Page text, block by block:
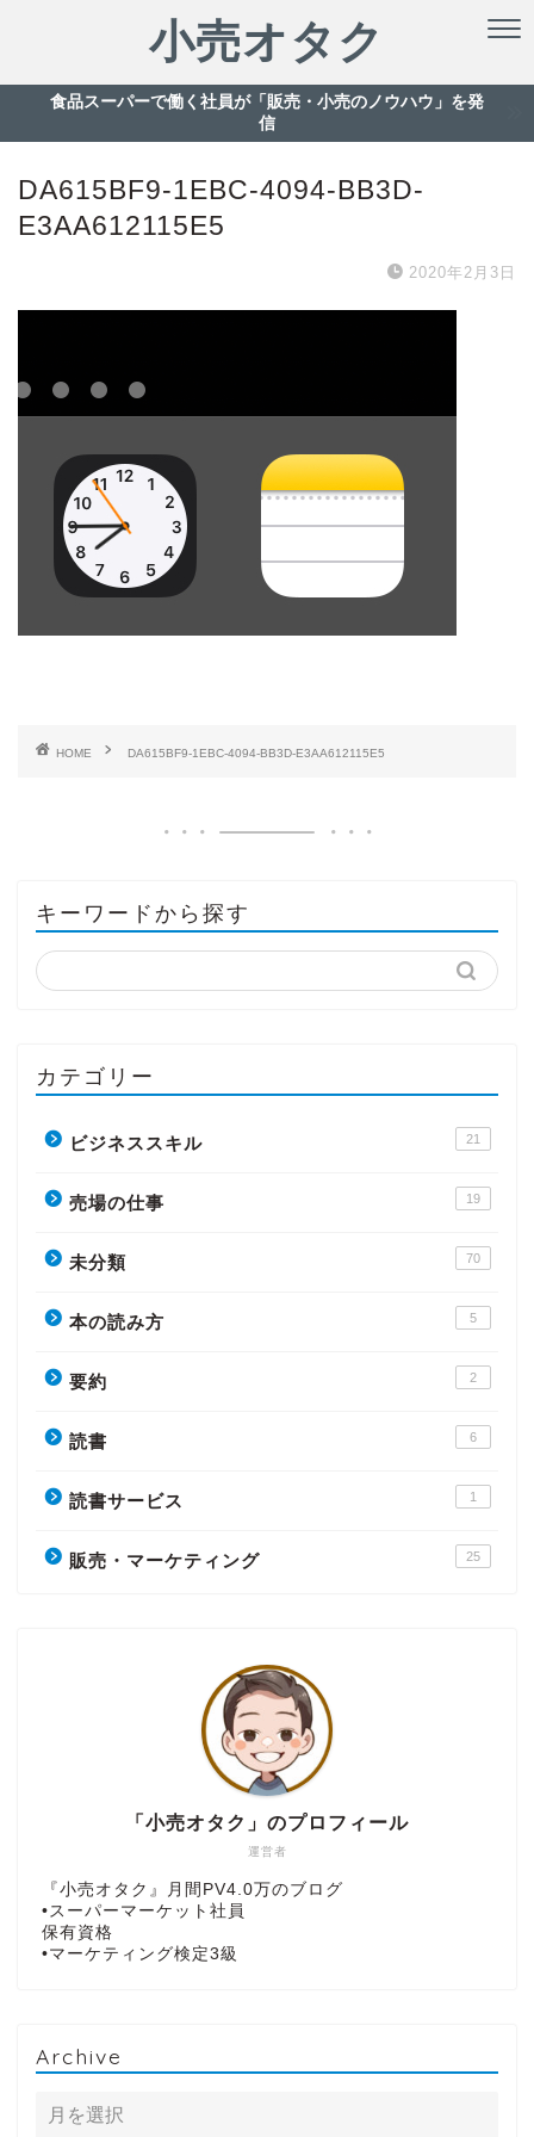
小売オタク
食品スーパーで働く社員が「販売・小売のノウハウ」を発
信
DA615BF9-1EBC-4094-BB3D-
E3AA612115E5
2020年2月3日
HOME DA615BF9-1EBC-4094-BB3D-E3AA612115E5
キーワードから探す
カテゴリー
ビジネススキル 21
売場の仕事 19
未分類 70
本の読み方 5
要約 2
読書 6
読書サービス 1
販売・マーケティング 25
運営者
「小売オタク」のプロフィール
『小売オタク』月間PV4.0万のブログ
•スーパーマーケット社員
保有資格
•マーケティング検定3級
Archive